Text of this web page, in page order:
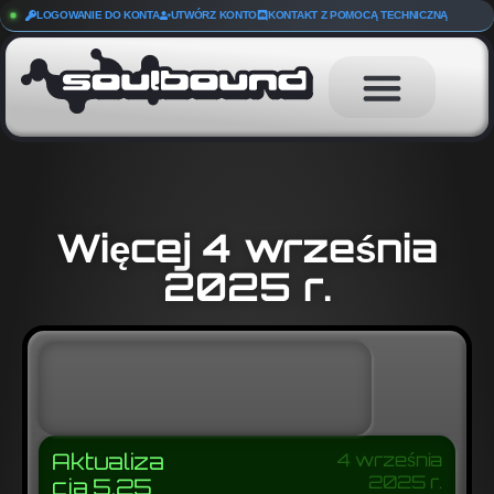
LOGOWANIE DO KONTA UTWÓRZ KONTO KONTAKT Z POMOCĄ TECHNICZNĄ
Więcej 4 września
2025 r.
Aktualiza
cja 5.25
4 września
2025 r.